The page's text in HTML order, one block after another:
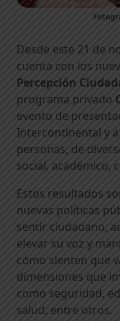
Desde este 21 de
cuenta con los
Percepción
programa privado
evento de
Intercontinental y
personas, de
social, académico,
Estos resultados
nuevas políticas
sentir ciudadano,
elevar su voz y
cómo sienten que
dimensiones que
como seguridad,
salud, entre otros.